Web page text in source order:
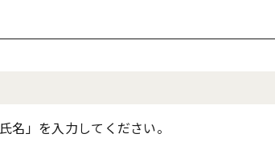
」を入力してください。